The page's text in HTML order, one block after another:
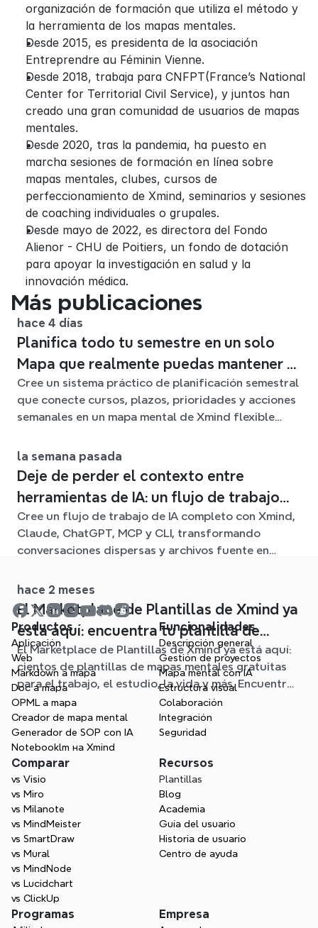
organización de formación que utiliza el método y
la herramienta de los mapas mentales.
Desde 2015, es presidenta de la asociación
Entreprendre au Féminin Vienne.
Desde 2018, trabaja para CNFPT(France’s National
Center for Territorial Civil Service), y juntos han
creado una gran comunidad de usuarios de mapas
mentales.
Desde 2020, tras la pandemia, ha puesto en
marcha sesiones de formación en línea sobre
mapas mentales, clubes, cursos de
perfeccionamiento de Xmind, seminarios y sesiones
de coaching individuales o grupales.
Desde mayo de 2022, es directora del Fondo
Alienor - CHU de Poitiers, un fondo de dotación
para apoyar la investigación en salud y la
innovación médica.
Más publicaciones
hace 4 días
Planifica todo tu semestre en un solo
Mapa que realmente puedas mantener al
día
Cree un sistema práctico de planificación semestral
que conecte cursos, plazos, prioridades y acciones
semanales en un mapa mental de Xmind flexible
la semana pasada
Deje de perder el contexto entre
herramientas de IA: un flujo de trabajo
conectado con Xmind
Cree un flujo de trabajo de IA completo con Xmind,
Claude, ChatGPT, MCP y CLI, transformando
conversaciones dispersas y archivos fuente en
hace 2 meses
El Marketplace de Plantillas de Xmind ya
está aquí: encuentra tu plantilla de
mapa mental para cualquier situación
El Marketplace de Plantillas de Xmind ya está aquí:
cientos de plantillas de mapas mentales gratuitas
para el trabajo, el estudio, la vida y más. Encuentra
el punto de partida ideal y olvídate de la página en
blanco.
Productos
Aplicación
Web
Markdown a mapa
Doc a mapa
OPML a mapa
Creador de mapa mental
Generador de SOP con IA
Notebooklm на Xmind
Funcionalidades
Descripción general
Gestión de proyectos
Mapa mental con IA
Estructura visual
Colaboración
Integración
Seguridad
Comparar
vs Visio
vs Miro
vs Milanote
vs MindMeister
vs SmartDraw
vs Mural
vs MindNode
vs Lucidchart
vs ClickUp
Recursos
Plantillas
Blog
Academia
Guía del usuario
Historia de usuario
Centro de ayuda
Programas Empresa